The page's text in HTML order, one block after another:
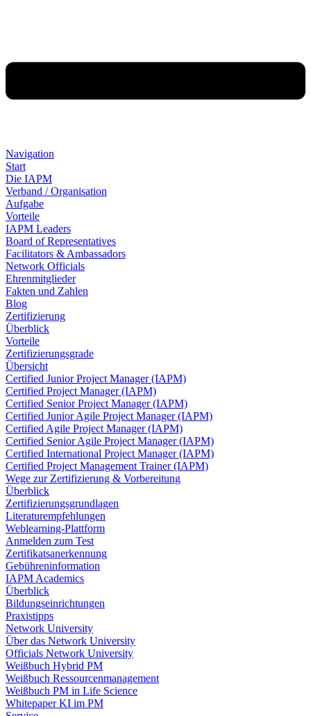
Navigation
Start
Die IAPM
Verband / Organisation
Aufgabe
Vorteile
IAPM Leaders
Board of Representatives
Facilitators & Ambassadors
Network Officials
Ehrenmitglieder
Fakten und Zahlen
Blog
Zertifizierung
Überblick
Vorteile
Zertifizierungsgrade
Übersicht
Certified Junior Project Manager (IAPM)
Certified Project Manager (IAPM)
Certified Senior Project Manager (IAPM)
Certified Junior Agile Project Manager (IAPM)
Certified Agile Project Manager (IAPM)
Certified Senior Agile Project Manager (IAPM)
Certified International Project Manager (IAPM)
Certified Project Management Trainer (IAPM)
Wege zur Zertifizierung & Vorbereitung
Überblick
Zertifizierungsgrundlagen
Literaturempfehlungen
Weblearning-Plattform
Anmelden zum Test
Zertifikatsanerkennung
Gebühreninformation
IAPM Academics
Überblick
Bildungseinrichtungen
Praxistipps
Network University
Über das Network University
Officials Network University
Weißbuch Hybrid PM
Weißbuch Ressourcenmanagement
Weißbuch PM in Life Science
Whitepaper KI im PM